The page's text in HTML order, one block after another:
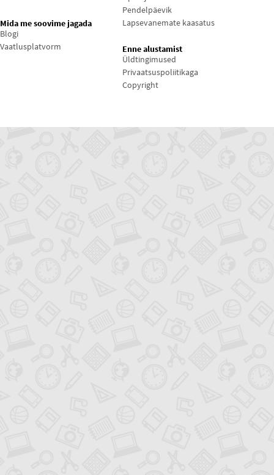
Mida me soovime jagada
Blogi
Vaatlusplatvorm
Pendelpäevik
Lapsevanemate kaasatus
Enne alustamist
Üldtingimused
Privaatsuspoliitikaga
Copyright